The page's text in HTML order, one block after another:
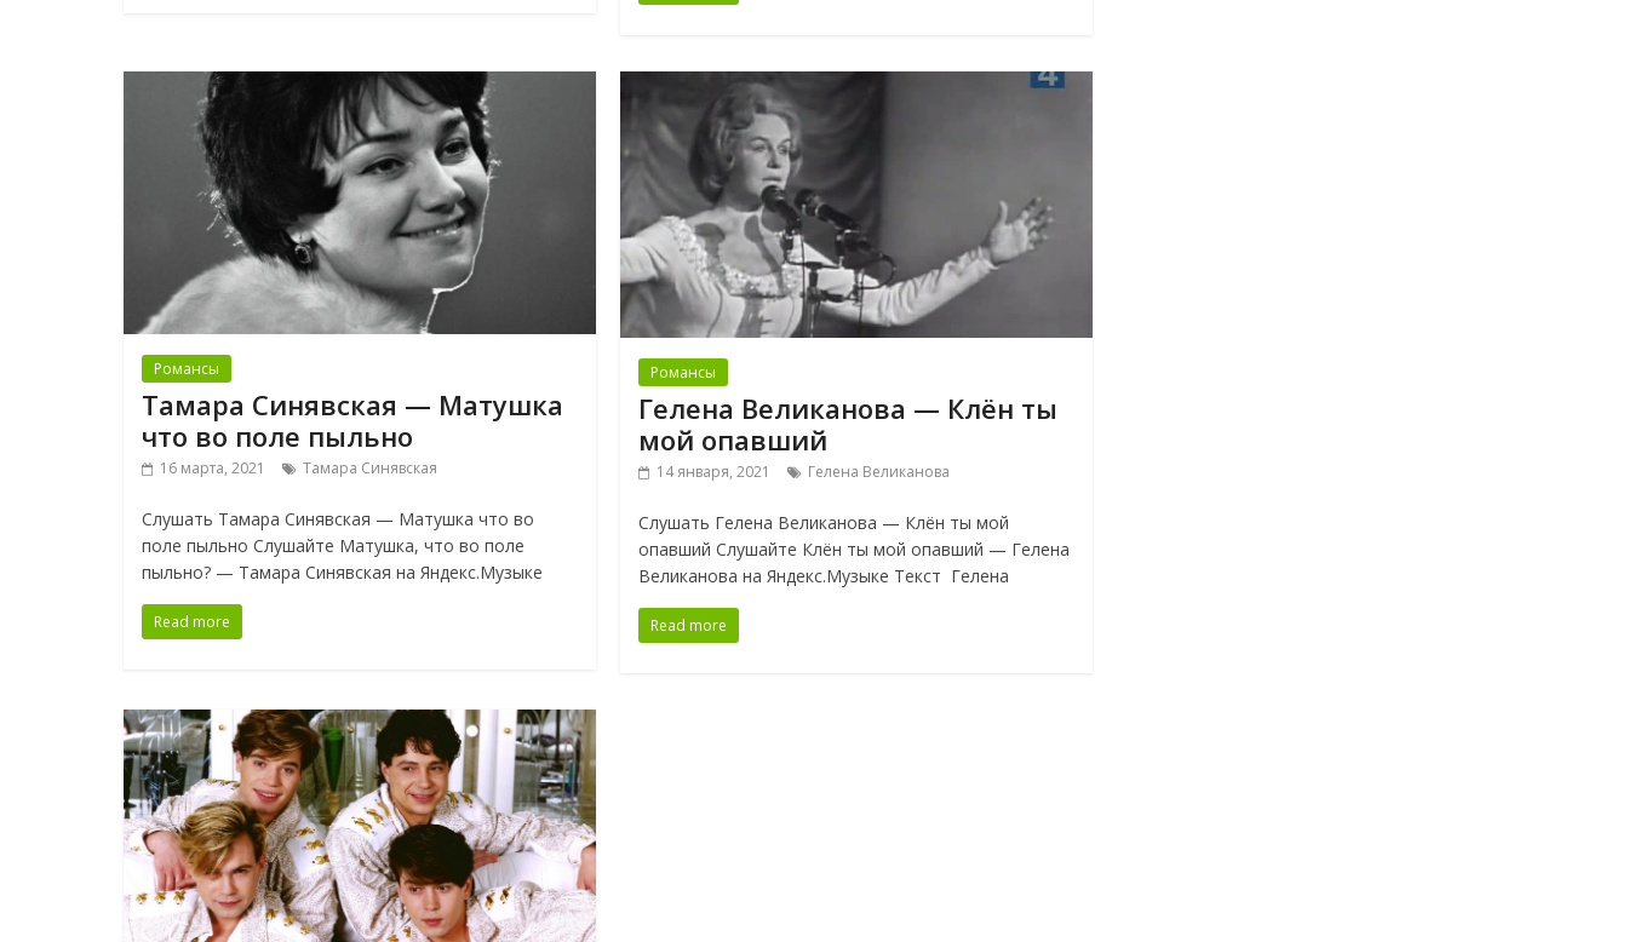
Романсы
Тамара Синявская — Матушка
что во поле пыльно
16 марта, 2021 Тамара Синявская
Слушать Тамара Синявская — Матушка что во
поле пыльно Слушайте Матушка, что во поле
пыльно? — Тамара Синявская на Яндекс.Музыке
Read more
Романсы
Гелена Великанова — Клён ты
мой опавший
14 января, 2021 Гелена Великанова
Слушать Гелена Великанова — Клён ты мой
опавший Слушайте Клён ты мой опавший — Гелена
Великанова на Яндекс.Музыке Текст Гелена
Read more